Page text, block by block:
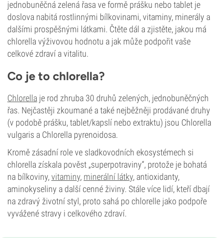
jednobuněčná zelená řasa ve formě prášku nebo tablet je
doslova nabitá rostlinnými bílkovinami, vitaminy, minerály a
dalšími prospěšnými látkami. Čtěte dál a zjistěte, jakou má
chlorella výživovou hodnotu a jak může podpořit vaše
celkové zdraví a vitalitu.
Co je to chlorella?
Chlorella je rod zhruba 30 druhů zelených, jednobuněčných
řas. Nejčastěji zkoumané a také nejběžněji prodávané druhy
(v podobě prášku, tablet/kapslí nebo extraktu) jsou Chlorella
vulgaris a Chlorella pyrenoidosa.
Kromě zásadní role ve sladkovodních ekosystémech si
chlorella získala pověst „superpotraviny“, protože je bohatá
na bílkoviny,vitaminy, minerální látky, antioxidanty,
aminokyseliny a další cenné živiny. Stále více lidí, kteří dbají
na zdravý životní styl, proto sahá po chlorelle jako podpoře
vyvážené stravy i celkového zdraví.